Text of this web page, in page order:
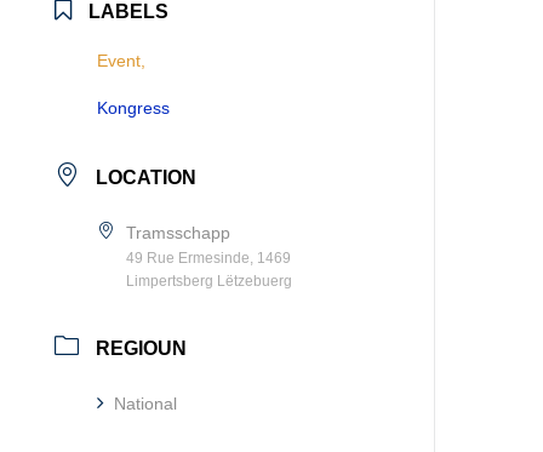
LABELS
Event,
Kongress
LOCATION
Tramsschapp
49 Rue Ermesinde, 1469
Limpertsberg Lëtzebuerg
REGIOUN
National